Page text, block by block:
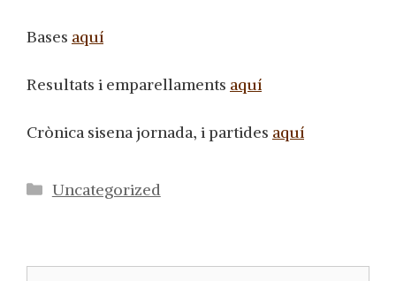
Bases aquí
Resultats i emparellaments aquí
Crònica sisena jornada, i partides aquí
Categorías
Uncategorized